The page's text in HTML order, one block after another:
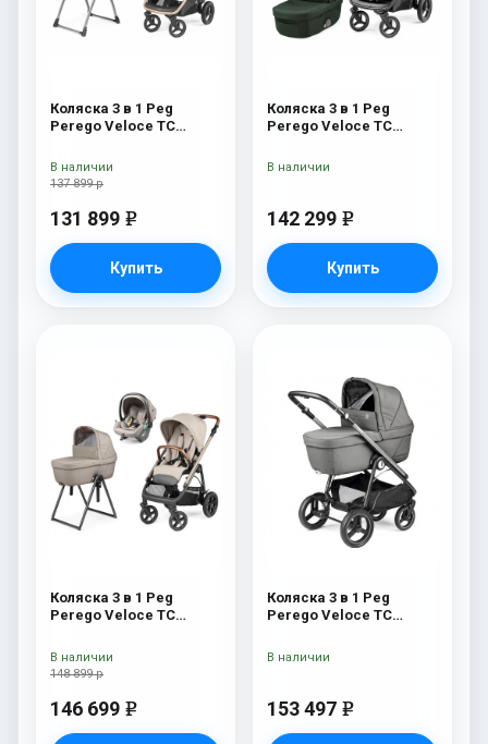
Коляска 3 в 1 Peg
Perego Veloce TC
Amour
137 899 р
131 899 e
Купить
В наличии
Коляска 3 в 1 Peg
Perego Veloce TC
142 299 e
Купить
В наличии
Коляска 3 в 1 Peg
Perego Veloce TC
New
148 899 р
146 699 e
В наличии
Коляска 3 в 1 Peg
Perego Veloce TC
Mercury
153 497 e
В наличии